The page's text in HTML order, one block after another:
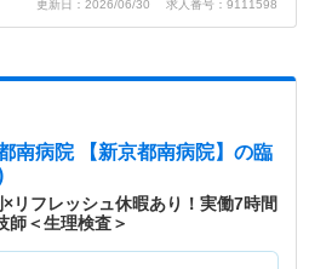
更新日：2026/06/30 求人番号：9111598
南病院 【新京都南病院】 の臨
×リフレッシュ休暇あり！実働7時間
師＜生理検査＞